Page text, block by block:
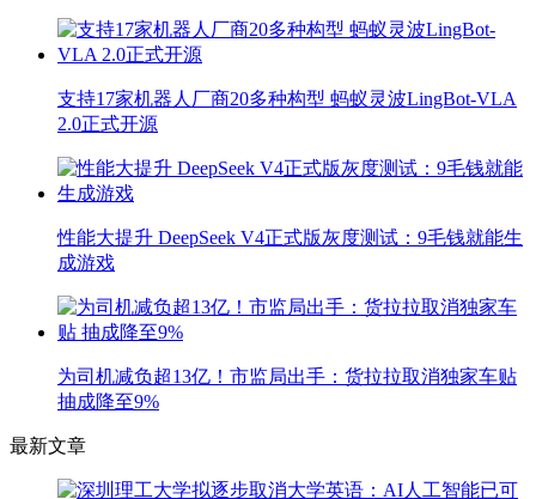
支持17家机器人厂商20多种构型 蚂蚁灵波LingBot-VLA
2.0正式开源
性能大提升 DeepSeek V4正式版灰度测试：9毛钱就能生
成游戏
为司机减负超13亿！市监局出手：货拉拉取消独家车贴
抽成降至9%
最新文章